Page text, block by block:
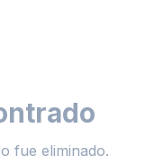
fue eliminado.